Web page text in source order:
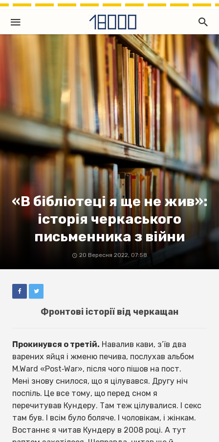
«В бібліотеці я ще не жив»:
історія черкаського
письменника з війни
20 Вересня 2022, 07:58
Фронтові історії від черкащан
Прокинувся о третій. Навалив кави, з’їв два
варених яйця і жменю печива, послухав альбом
M.Ward «Post‐War», після чого пішов на пост.
Мені знову снилося, що я цілувався. Другу ніч
поспіль. Це все тому, що перед сном я
перечитував Кундеру. Там теж цілувалися. І секс
там був. І всім було боляче. І чоловікам, і жінкам.
Востаннє я читав Кундеру в 2008 році. А тут